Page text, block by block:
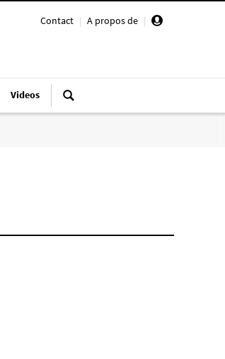
Contact | A propos de |
Videos